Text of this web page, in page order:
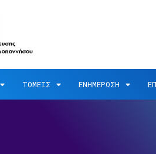
ΤΟΜΕΙΣ ΕΝΗΜΕΡΩΣΗ